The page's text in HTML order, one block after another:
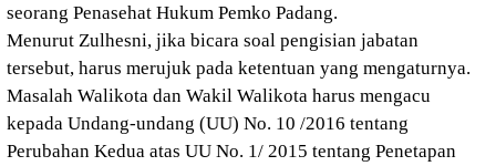
seorang Penasehat Hukum Pemko Padang.
Menurut Zulhesni, jika bicara soal pengisian jabatan
tersebut, harus merujuk pada ketentuan yang mengaturnya.
Masalah Walikota dan Wakil Walikota harus mengacu
kepada Undang-undang (UU) No. 10 /2016 tentang
Perubahan Kedua atas UU No. 1/ 2015 tentang Penetapan